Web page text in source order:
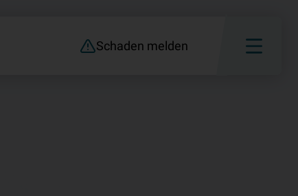
Schaden melden